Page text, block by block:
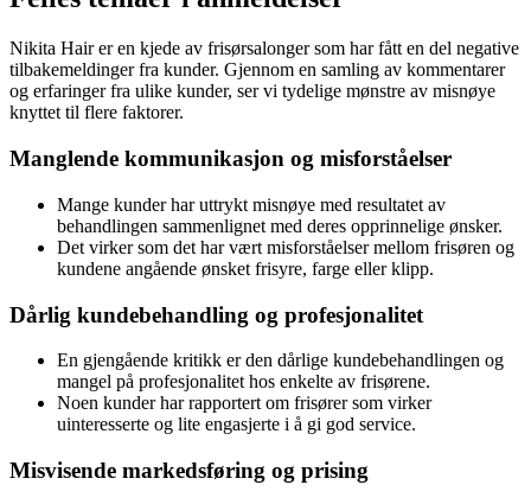
Nikita Hair er en kjede av frisørsalonger som har fått en del negative
tilbakemeldinger fra kunder. Gjennom en samling av kommentarer
og erfaringer fra ulike kunder, ser vi tydelige mønstre av misnøye
knyttet til flere faktorer.
Manglende kommunikasjon og misforståelser
Mange kunder har uttrykt misnøye med resultatet av
behandlingen sammenlignet med deres opprinnelige ønsker.
Det virker som det har vært misforståelser mellom frisøren og
kundene angående ønsket frisyre, farge eller klipp.
Dårlig kundebehandling og profesjonalitet
En gjengående kritikk er den dårlige kundebehandlingen og
mangel på profesjonalitet hos enkelte av frisørene.
Noen kunder har rapportert om frisører som virker
uinteresserte og lite engasjerte i å gi god service.
Misvisende markedsføring og prising